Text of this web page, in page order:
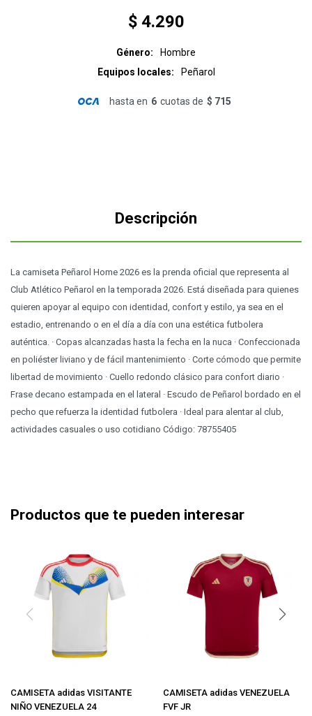
$ 4.290
Género
Hombre
Equipos locales
Peñarol
hasta en 6 cuotas de $ 715
Descripción
La camiseta Peñarol Home 2026 es la prenda oficial que representa al
Club Atlético Peñarol en la temporada 2026. Está diseñada para quienes
quieren apoyar al equipo con identidad, confort y estilo, ya sea en el
estadio, entrenando o en el día a día con una estética futbolera
auténtica. · Copas alcanzadas hasta la fecha en la nuca · Confeccionada
en poliéster liviano y de fácil mantenimiento · Corte cómodo que permite
libertad de movimiento · Cuello redondo clásico para confort diario ·
Frase decano estampada en el lateral · Escudo de Peñarol bordado en el
pecho que refuerza la identidad futbolera · Ideal para alentar al club,
actividades casuales o uso cotidiano Código: 78755405
Productos que te pueden interesar
CAMISETA adidas VISITANTE
NIÑO VENEZUELA 24
CAMISETA adidas VENEZUELA
FVF JR